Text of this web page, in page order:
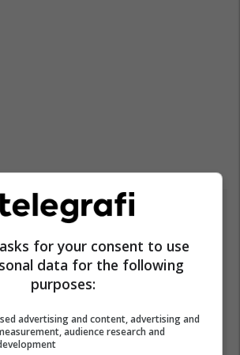
Rama: Shtëpia në "Rrugën
A" është ndërtuar pa leje
dhe në pronë komunale
Mbappe rendit gjashtë
for your consent to use
data for the following
purposes:
advertising and content, advertising and
audience research and